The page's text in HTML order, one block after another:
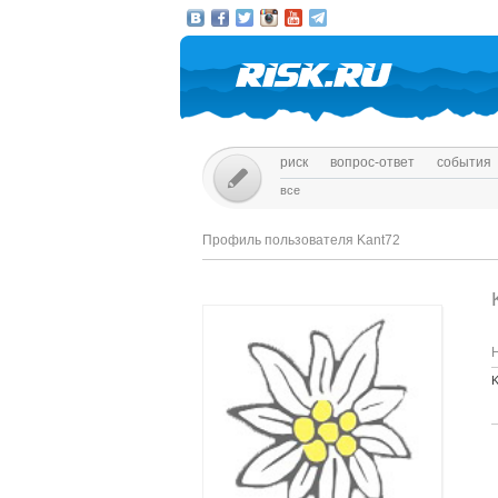
риск вопрос-ответ события
все
Профиль пользователя Kant72